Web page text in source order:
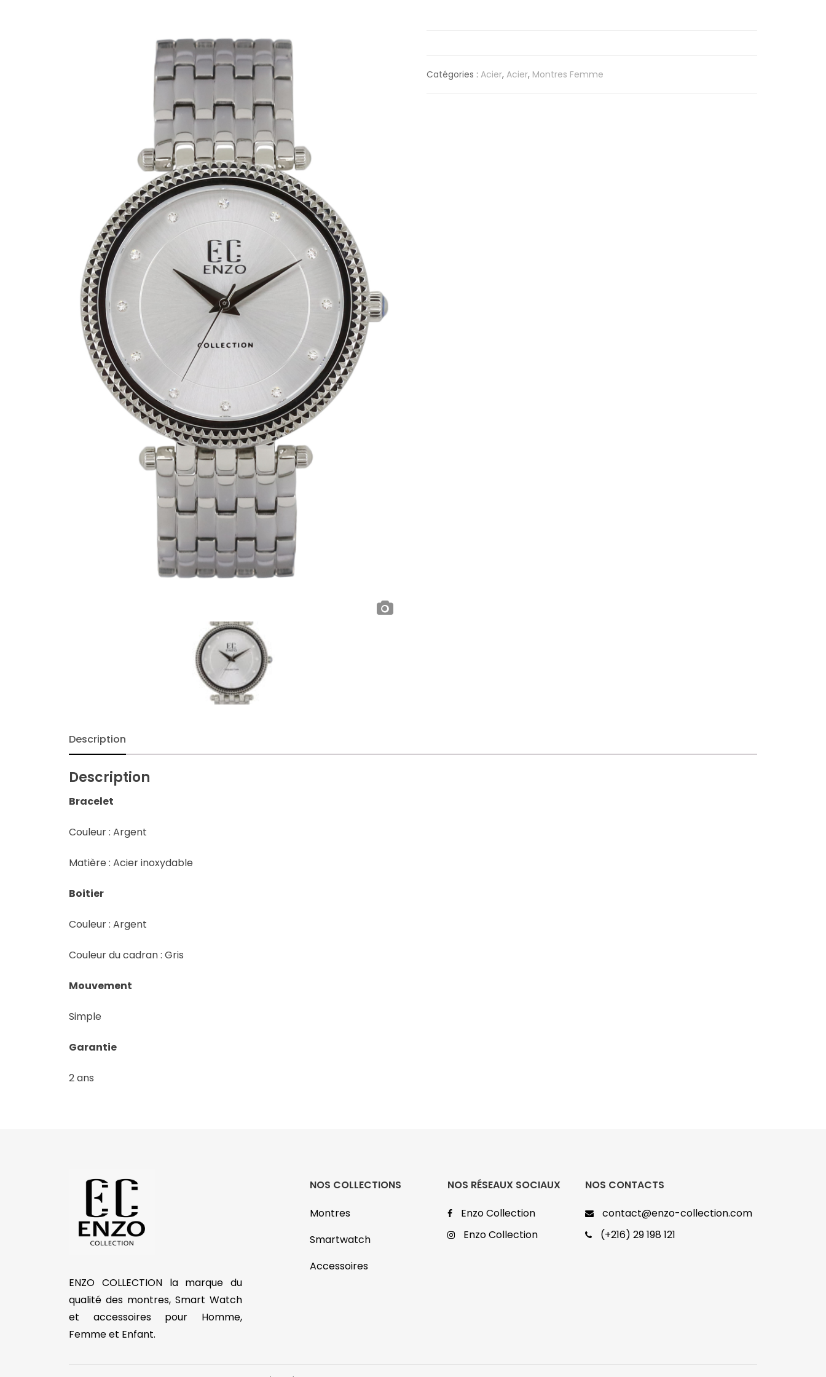
Catégories :Acier,Acier, Montres Femme
Description
Description
Bracelet
Couleur : Argent
Matière : Acier inoxydable
Boitier
Couleur : Argent
Couleur du cadran : Gris
Mouvement
Simple
Garantie
2 ans
ENZO COLLECTION la marque du
qualité des montres, Smart Watch
et accessoires pour Homme,
Femme et Enfant.
NOS COLLECTIONS
Montres
Smartwatch
Accessoires
NOS RÉSEAUX SOCIAUX
Enzo Collection
Enzo Collection
NOS CONTACTS
contact@enzo-collection.com
(+216) 29 198 121